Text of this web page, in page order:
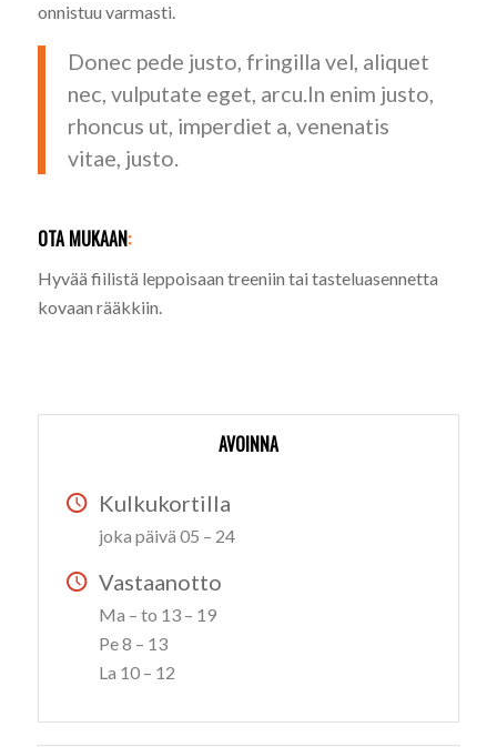
onnistuu varmasti.
Donec pede justo, fringilla vel, aliquet
nec, vulputate eget, arcu.In enim justo,
rhoncus ut, imperdiet a, venenatis
vitae, justo.
OTA MUKAAN:
Hyvää fiilistä leppoisaan treeniin tai tasteluasennetta
kovaan rääkkiin.
AVOINNA
Kulkukortilla
joka päivä 05 – 24
Vastaanotto
Ma – to 13 – 19
Pe 8 – 13
La 10 – 12